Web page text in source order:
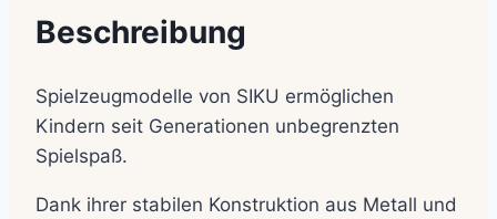
Beschreibung
Spielzeugmodelle von SIKU ermöglichen
Kindern seit Generationen unbegrenzten
Spielspaß.
Dank ihrer stabilen Konstruktion aus Metall und